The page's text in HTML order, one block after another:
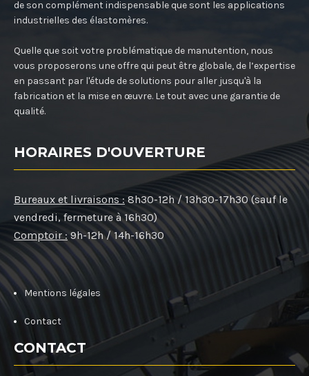
de son complément indispensable que sont les applications
industrielles des élastomères.
Quelle que soit votre problématique de manutention, nous
vous proposerons une offre qui peut être globale, de l’expertise
en passant par l'étude de solutions pour aller jusqu'à la
fabrication et la mise en œuvre. Le tout avec une garantie de
qualité.
HORAIRES D'OUVERTURE
Bureaux et livraisons : 8h30-12h / 13h30-17h30 (sauf le
vendredi, fermeture à 16h30)
Comptoir : 9h-12h / 14h-16h30
Mentions légales
Contact
CONTACT